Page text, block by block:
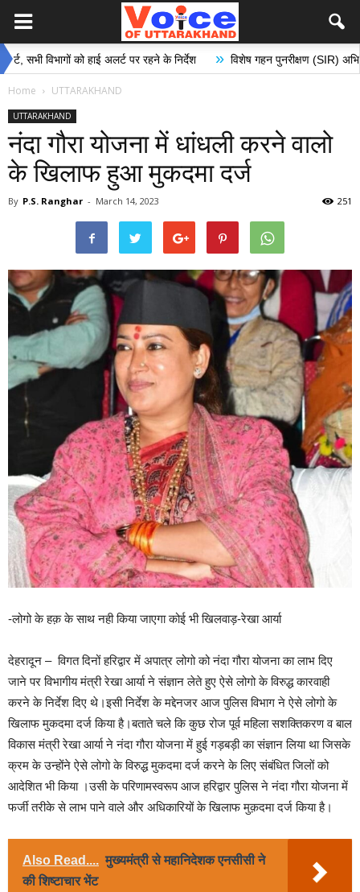
को हाई अलर्ट पर रहने के निर्देश » विशेष गहन पुनरीक्षण (SIR) अभियान के
Home UTTARAKHAND
UTTARAKHAND
नंदा गौरा योजना में धांधली करने वालो
के खिलाफ हुआ मुकदमा दर्ज
By P.S. Ranghar - March 14, 2023 251
-लोगो के हक़ के साथ नही किया जाएगा कोई भी खिलवाड़-रेखा आर्या
देहरादून – विगत दिनों हरिद्वार में अपात्र लोगो को नंदा गौरा योजना का लाभ दिए
जाने पर विभागीय मंत्री रेखा आर्या ने संज्ञान लेते हुए ऐसे लोगो के विरुद्ध कारवाही
करने के निर्देश दिए थे।इसी निर्देश के मद्देनजर आज पुलिस विभाग ने ऐसे लोगो के
खिलाफ मुकदमा दर्ज किया है।बताते चले कि कुछ रोज पूर्व महिला सशक्तिकरण व बाल
विकास मंत्री रेखा आर्या ने नंदा गौरा योजना में हुई गड़बड़ी का संज्ञान लिया था जिसके
क्रम के उन्होंने ऐसे लोगो के विरुद्ध मुकदमा दर्ज करने के लिए संबंधित जिलों को
आदेशित भी किया ।उसी के परिणामस्वरूप आज हरिद्वार पुलिस ने नंदा गौरा योजना में
फर्जी तरीके से लाभ पाने वाले और अधिकारियों के खिलाफ मुक़दमा दर्ज किया है।
Also Read.... मुख्यमंत्री से महानिदेशक एनसीसी ने
की शिष्टाचार भेंट